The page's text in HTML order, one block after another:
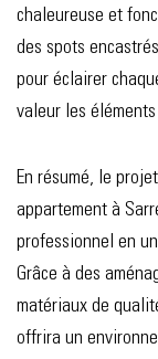
chaleureuse et
des spots
pour éclairer
valeur les
En résumé, le
appartement à
professionnel en
Grâce à des
matériaux de
offrira un